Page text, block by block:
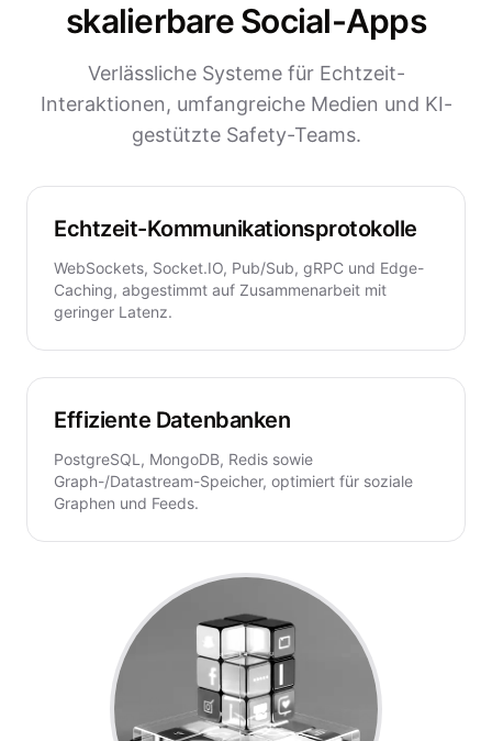
skalierbare Social-Apps
Verlässliche Systeme für Echtzeit-
Interaktionen, umfangreiche Medien und KI-
gestützte Safety-Teams.
Echtzeit-Kommunikationsprotokolle
WebSockets, Socket.IO, Pub/Sub, gRPC und Edge-
Caching, abgestimmt auf Zusammenarbeit mit
geringer Latenz.
Effiziente Datenbanken
PostgreSQL, MongoDB, Redis sowie
Graph-/Datastream-Speicher, optimiert für soziale
Graphen und Feeds.